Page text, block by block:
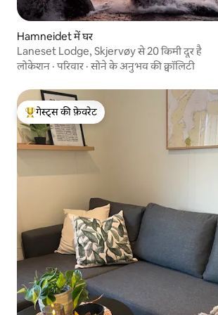
Hamneidet में घर
Laneset Lodge, Skjervøy से 20 किमी दूर है
लोकेशन ·परिवार ·सोने के अनुभव की क्वॉलिटी
गेस्ट्स का टॉप फ़ेवरेट
गेस्ट्स की फ़ेवरेट